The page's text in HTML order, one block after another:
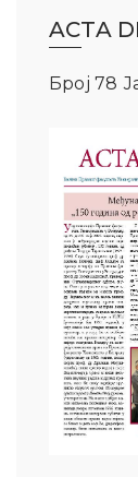
ACTA
Број 78